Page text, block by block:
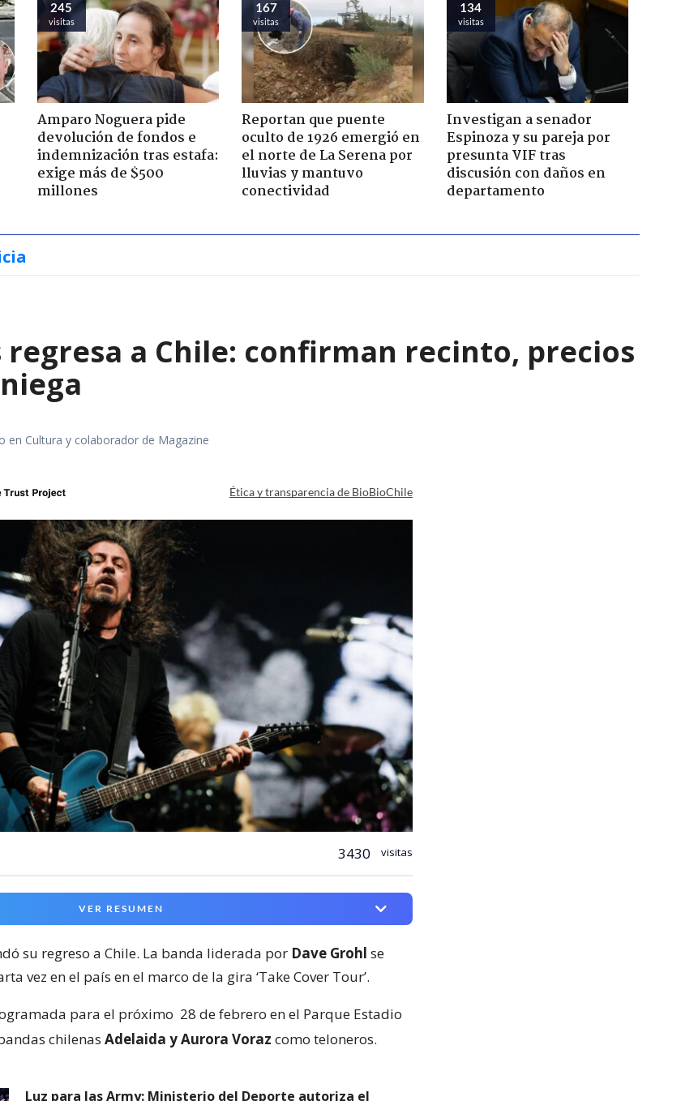
245
visitas
Amparo Noguera pide
devolución de fondos e
indemnización tras estafa:
exige más de $500
millones
167
visitas
Reportan que puente
oculto de 1926 emergió en
el norte de La Serena por
lluvias y mantuvo
conectividad
134
visitas
Investigan a senador
Espinoza y su pareja por
presunta VIF tras
discusión con daños en
departamento
regresa a Chile: confirman recinto, precios
en Cultura y colaborador de Magazine
Ética y transparencia de BioBioChile
3430 visitas
VER RESUMEN
su regreso a Chile. La banda liderada por Dave Grohl se
vez en el país en el marco de la gira ‘Take Cover Tour’.
para el próximo 28 de febrero en el Parque Estadio
chilenas Adelaida y Aurora Voraz como teloneros.
Luz para las Army: Ministerio del Deporte autoriza el